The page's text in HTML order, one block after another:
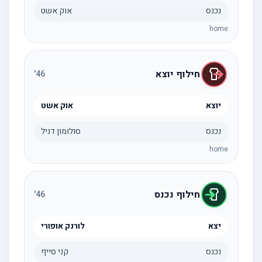
נכנס אוק אשט
home
חילוף יוצא 46
'
יוצא אוק אשט
נכנס סולומון דניל
home
חילוף נכנס 46
'
יצא לורנק אופורי
נכנס קני סייף